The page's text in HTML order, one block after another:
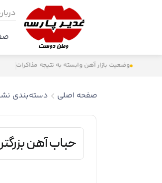
وضعیت بازار آهن وابسته به نتیجه مذاکرات
صفحه اصلی دسته‌بندی
حباب آهن